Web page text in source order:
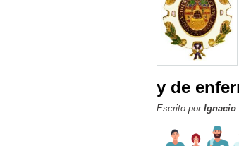
y de
Escrito por Ignacio